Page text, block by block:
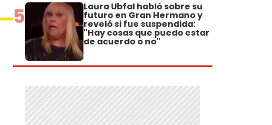
5 Laura Ubfal habló sobre su
futuro en Gran Hermano y
reveló si fue suspendida:
"Hay cosas que puedo estar
de acuerdo o no"